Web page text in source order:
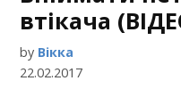
втікача
by Вікка
22.02.2017